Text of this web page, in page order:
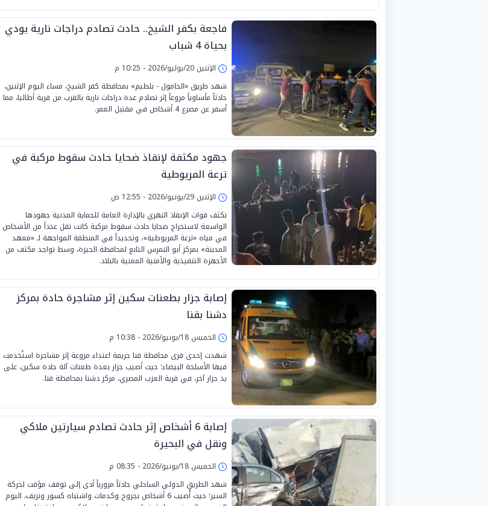
فاجعة بكفر الشيخ.. حادث تصادم دراجات نارية يودي
بحياة 4 شباب
الإثنين 20/يوليو/2026 - 10:25 م
شهد طريق «الحامول - بلطيم» بمحافظة كفر الشيخ، مساء اليوم الإثنين،
حادثاً مأساوياً مروعاً إثر تصادم عدة دراجات نارية بالقرب من قرية أطاليا، مما
أسفر عن مصرع 4 أشخاص في مقتبل العمر.
جهود مكثفة لإنقاذ ضحايا حادث سقوط مركبة في
ترعة المريوطية
الإثنين 29/يونيو/2026 - 12:55 ص
تكثف قوات الإنقاذ النهري بالإدارة العامة للحماية المدنية جهودها
الواسعة لاستخراج ضحايا حادث سقوط مركبة كانت تقل عدداً من الأشخاص
في مياه «ترعة المريوطية»، وتحديداً في المنطقة المواجهة لـ «معهد
المدينة» بمركز أبو النمرس التابع لمحافظة الجيزة، وسط تواجد مكثف من
الأجهزة التنفيذية والأمنية المعنية بالبلاد.
إصابة جزار بطعنات سكين إثر مشاجرة حادة بمركز
دشنا بقنا
الخميس 18/يونيو/2026 - 10:38 م
شهدت إحدى قرى محافظة قنا جريمة اعتداء مروعة إثر مشاجرة استُخدمت
فيها الأسلحة البيضاء؛ حيث أصيب جزار بعدة طعنات آلة حادة سكين، على
يد جزار آخر، في قرية العزب المصري، مركز دشنا بمحافظة قنا.
إصابة 6 أشخاص إثر حادث تصادم سيارتين ملاكي
ونقل في البحيرة
الخميس 18/يونيو/2026 - 08:35 م
شهد الطريق الدولي الساحلي حادثاً مرورياً أدى إلى توقف مؤقت لحركة
السير؛ حيث أُصيب 6 أشخاص بجروح وكدمات واشتباه كسور ونزيف، اليوم